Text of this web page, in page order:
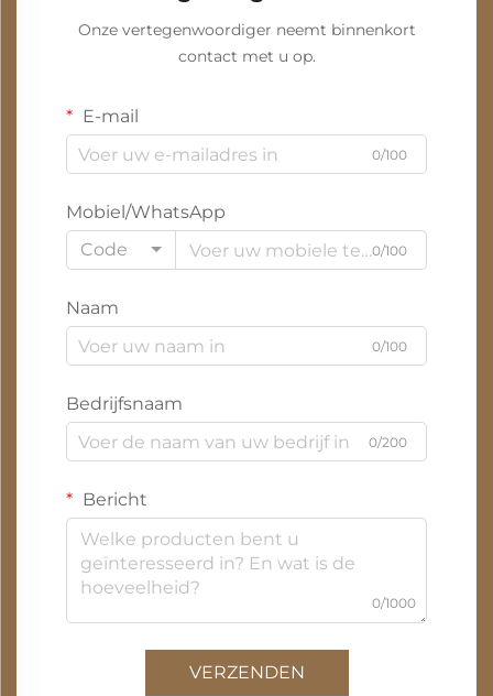
Onze vertegenwoordiger neemt binnenkort
contact met u op.
E-mail
0/100
Mobiel/WhatsApp
Code
0/100
Naam
0/100
Bedrijfsnaam
0/200
Bericht
0/1000
VERZENDEN